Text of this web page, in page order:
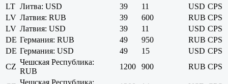
LT Литва: USD 39 11 USD CPS
LV Латвия: RUB 39 600 RUB CPS
LV Латвия: USD 39 11 USD CPS
DE Германия: RUB 49 950 RUB CPS
DE Германия: USD 49 15 USD CPS
CZ
Чешская Республика:
RUB
1200 900 RUB CPS
Чешская Республика: